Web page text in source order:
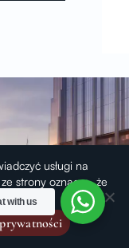
with us
usługi na
strony oznacza, że